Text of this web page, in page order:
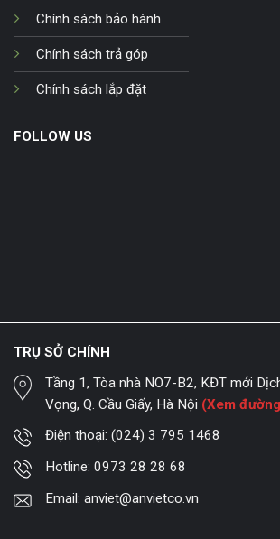
Chính sách bảo hành
Chính sách trả góp
Chính sách lắp đặt
FOLLOW US
TRỤ SỞ CHÍNH
Tầng 1, Tòa nhà NO7-B2, KĐT mới
Vọng, Q. Cầu Giấy, Hà Nội (Xem
Điện thoại:(024) 3 795 1468
Hotline:0973 28 28 68
Email:anviet@anvietco.vn